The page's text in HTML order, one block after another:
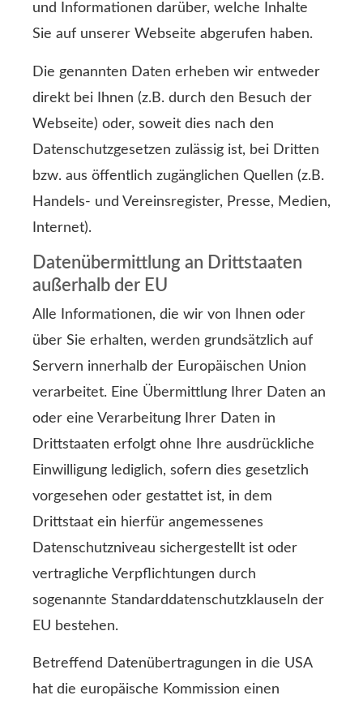
und Informationen darüber, welche Inhalte
Sie auf unserer Webseite abgerufen haben.
Die genannten Daten erheben wir entweder
direkt bei Ihnen (z.B. durch den Besuch der
Webseite) oder, soweit dies nach den
Datenschutzgesetzen zulässig ist, bei Dritten
bzw. aus öffentlich zugänglichen Quellen (z.B.
Handels- und Vereinsregister, Presse, Medien,
Internet).
Datenübermittlung an Drittstaaten
außerhalb der EU
Alle Informationen, die wir von Ihnen oder
über Sie erhalten, werden grundsätzlich auf
Servern innerhalb der Europäischen Union
verarbeitet. Eine Übermittlung Ihrer Daten an
oder eine Verarbeitung Ihrer Daten in
Drittstaaten erfolgt ohne Ihre ausdrückliche
Einwilligung lediglich, sofern dies gesetzlich
vorgesehen oder gestattet ist, in dem
Drittstaat ein hierfür angemessenes
Datenschutzniveau sichergestellt ist oder
vertragliche Verpflichtungen durch
sogenannte Standarddatenschutzklauseln der
EU bestehen.
Betreffend Datenübertragungen in die USA
hat die europäische Kommission einen